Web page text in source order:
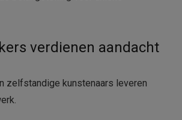
verdienen aandacht
zelfstandige kunstenaars leveren